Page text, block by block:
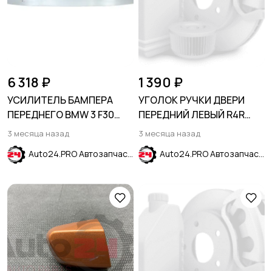
6 318 ₽
УСИЛИТЕЛЬ БАМПЕРА
ПЕРЕДНЕГО BMW 3 F30
2012-2020
3 месяца назад
Auto24.PRO Автозапчасти
1 390 ₽
УГОЛОК РУЧКИ ДВЕРИ
ПЕРЕДНИЙ ЛЕВЫЙ R4R
красный HYUNDAI SOLARIS
2017-2024
3 месяца назад
Auto24.PRO Автозапчасти